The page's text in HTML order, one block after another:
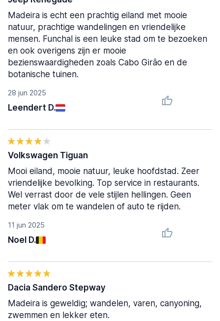
28 jun 2025
Leendert D.
Madeira is echt een prachtig eiland met mooie
natuur, prachtige wandelingen en vriendelijke
mensen. Funchal is een leuke stad om te bezoeken
en ook overigens zijn er mooie
bezienswaardigheden zoals Cabo Girâo en de
botanische tuinen.
11 jun 2025
Noel D.
Volkswagen Tiguan
Mooi eiland, mooie natuur, leuke hoofdstad. Zeer
vriendelijke bevolking. Top service in restaurants.
Wel verrast door de vele stijlen hellingen. Geen
meter vlak om te wandelen of auto te rijden.
Dacia Sandero Stepway
Madeira is geweldig; wandelen, varen, canyoning,
zwemmen en lekker eten.